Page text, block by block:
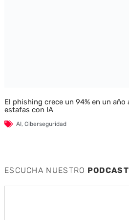
El phishing crece un 94% en un año
estafas con IA
AI, Ciberseguridad
ESCUCHA NUESTRO PODCAST